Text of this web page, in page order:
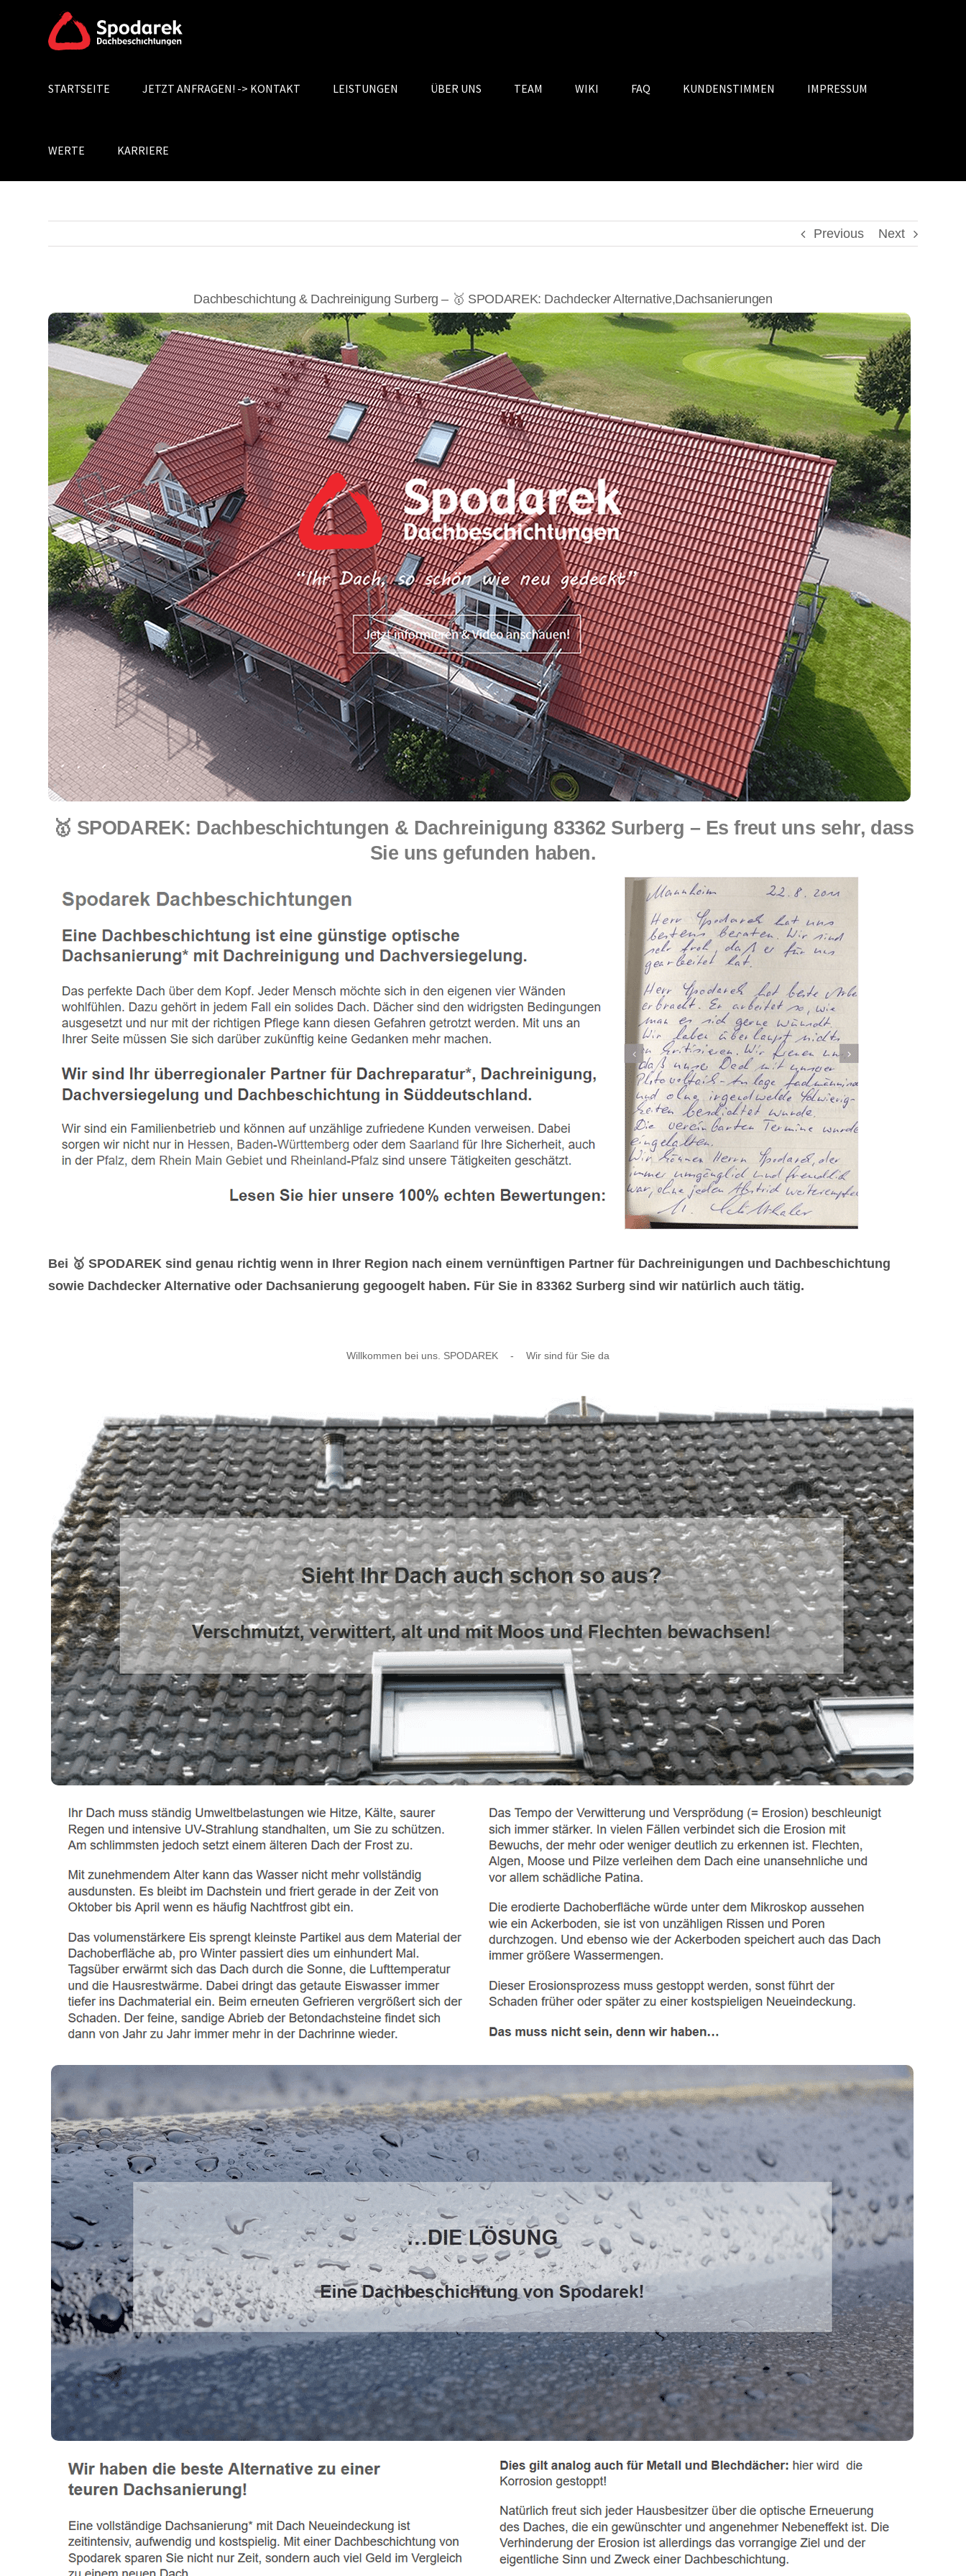
Search
STARTSEITE JETZT ANFRAGEN! -> KONTAKT LEISTUNGEN ÜBER UNS TEAM WIKI FAQ KUNDENSTIMMEN IMPRESSUM
WERTE KARRIERE
Previous Next
Dachbeschichtung & Dachreinigung Surberg – 🥇 SPODAREK: Dachdecker Alternative,Dachsanierungen
🥇 SPODAREK: Dachbeschichtungen & Dachreinigung 83362 Surberg – Es freut uns sehr, dass
Sie uns gefunden haben.
Bei 🥇 SPODAREK sind genau richtig wenn in Ihrer Region nach einem vernünftigen Partner für Dachreinigungen und Dachbeschichtung
sowie Dachdecker Alternative oder Dachsanierung gegoogelt haben. Für Sie in 83362 Surberg sind wir natürlich auch tätig.
Willkommen bei uns. SPODAREK - Wir sind für Sie da